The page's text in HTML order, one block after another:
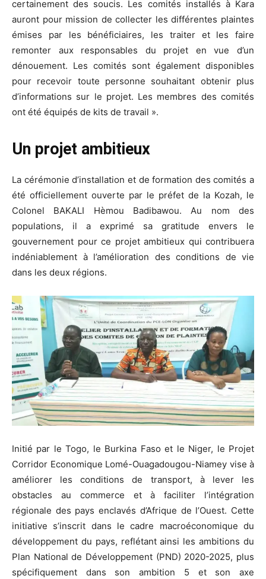
certainement des soucis. Les comités installés à Kara
auront pour mission de collecter les différentes plaintes
émises par les bénéficiaires, les traiter et les faire
remonter aux responsables du projet en vue d’un
dénouement. Les comités sont également disponibles
pour recevoir toute personne souhaitant obtenir plus
d’informations sur le projet. Les membres des comités
ont été équipés de kits de travail ».
Un projet ambitieux
La cérémonie d’installation et de formation des comités a
été officiellement ouverte par le préfet de la Kozah, le
Colonel BAKALI Hèmou Badibawou. Au nom des
populations, il a exprimé sa gratitude envers le
gouvernement pour ce projet ambitieux qui contribuera
indéniablement à l’amélioration des conditions de vie
dans les deux régions.
Initié par le Togo, le Burkina Faso et le Niger, le Projet
Corridor Economique Lomé-Ouagadougou-Niamey vise à
améliorer les conditions de transport, à lever les
obstacles au commerce et à faciliter l’intégration
régionale des pays enclavés d’Afrique de l’Ouest. Cette
initiative s’inscrit dans le cadre macroéconomique du
développement du pays, reflétant ainsi les ambitions du
Plan National de Développement (PND) 2020-2025, plus
spécifiquement dans son ambition 5 et son axe